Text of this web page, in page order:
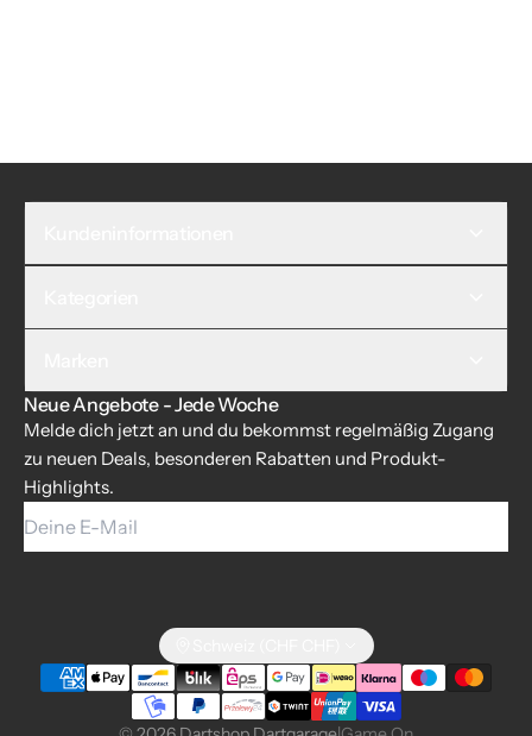
Neue Angebote - Jede Woche
Melde dich jetzt an und du bekommst regelmäßig Zugang
zu neuen Deals, besonderen Rabatten und Produkt-
Highlights.
Deine E-Mail